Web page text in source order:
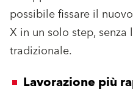
possibile fissare il
X in un solo step,
tradizionale.
Lavorazione più